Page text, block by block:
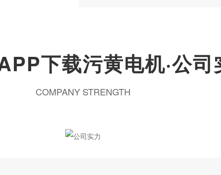
下载污黄电机·公司
COMPANY STRENGTH